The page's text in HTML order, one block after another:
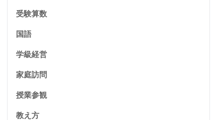
受験算数
国語
学級経営
家庭訪問
授業参観
教え方